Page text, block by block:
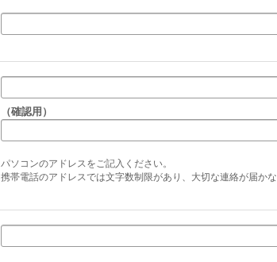
（確認用）
パソコンのアドレスをご記入ください。
携帯電話のアドレスでは文字数制限があり、大切な連絡が届かな